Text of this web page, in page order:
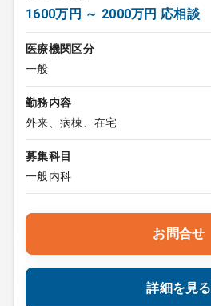
1600万円 ～ 2000万円 応相談
医療機関区分
一般
勤務内容
外来、病棟、在宅
募集科目
一般内科
お問合せ
詳細を見る